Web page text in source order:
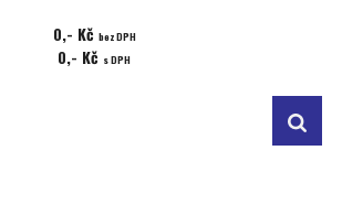
0,- Kč bez DPH
0,- Kč s DPH